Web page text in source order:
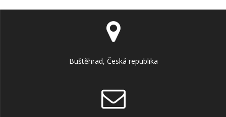
Buštěhrad, Česká republika